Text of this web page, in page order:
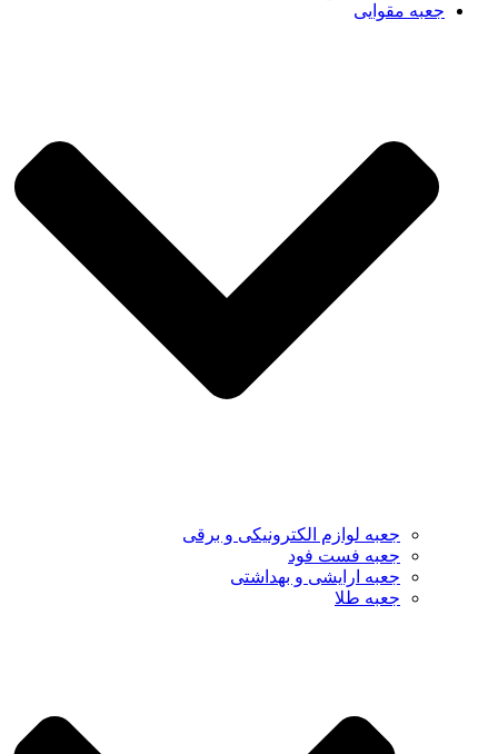
جعبه مقوایی
جعبه لوازم الکترونیکی و برقی
جعبه فست فود
جعبه ارایشی و بهداشتی
جعبه طلا